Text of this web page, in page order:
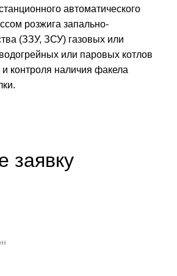
автоматического
розжига запально-
(ЗЗУ, ЗСУ) газовых или
или паровых котлов
и контроля наличия факела
заявку